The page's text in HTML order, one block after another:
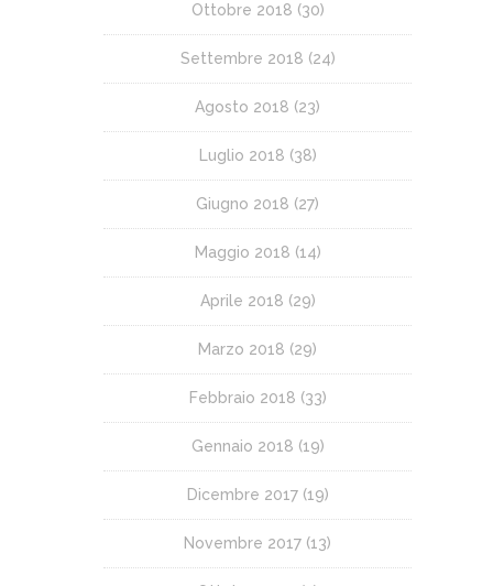
Ottobre 2018 (30)
Settembre 2018 (24)
Agosto 2018 (23)
Luglio 2018 (38)
Giugno 2018 (27)
Maggio 2018 (14)
Aprile 2018 (29)
Marzo 2018 (29)
Febbraio 2018 (33)
Gennaio 2018 (19)
Dicembre 2017(19)
Novembre 2017 (13)